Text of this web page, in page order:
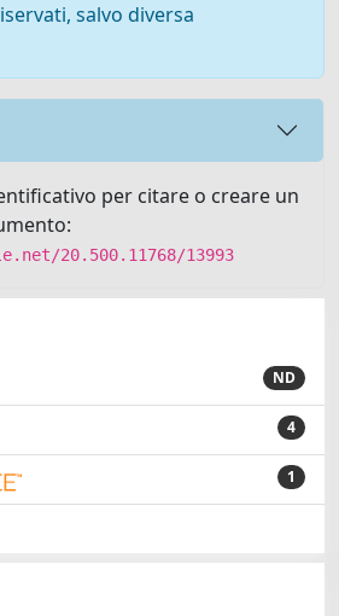
salvo diversa
per citare o creare un
20.500.11768/13993
ND
4
1